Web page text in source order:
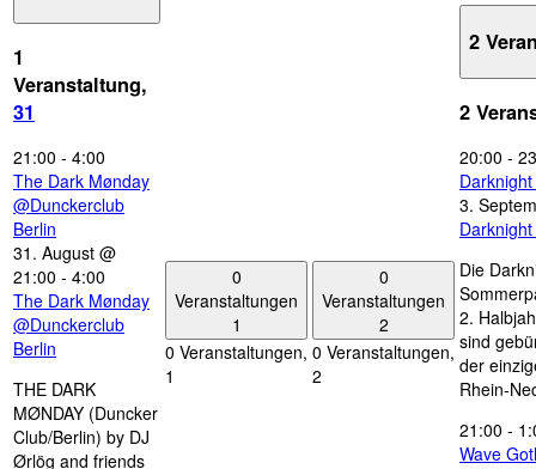
1
Veranstaltung,
31
21:00 - 4:00
The Dark Mønday
@Dunckerclub
Berlin
31. August @
21:00 - 4:00
The Dark Mønday
@Dunckerclub
Berlin
THE DARK
MØNDAY (Duncker
Club/Berlin) by DJ
Ørlög and friends
0
Veranstaltungen
1
0 Veranstaltungen,
1
0
Veranstaltungen
2
0 Veranstaltungen,
2
2
2
20:00 -
3.
Die
2.
sind
der
Rhein-
21:00 -
Wave